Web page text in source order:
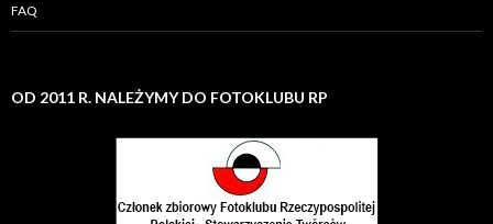
FAQ
OD 2011 R. NALEŻYMY DO FOTOKLUBU RP